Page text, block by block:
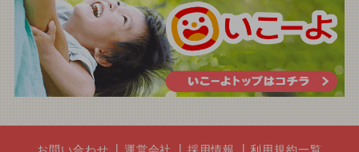
お問い合わせ 運営会社 採用情報 利用規約一覧